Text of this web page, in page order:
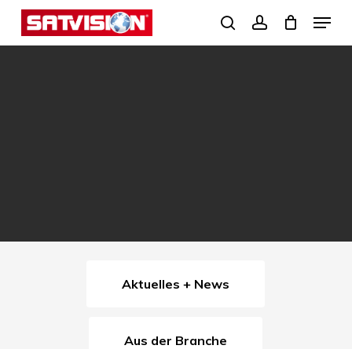
Skip
search
Menu
Aktuelles + News
Aus der Branche